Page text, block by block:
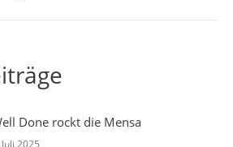
Done rockt die Mensa
2025